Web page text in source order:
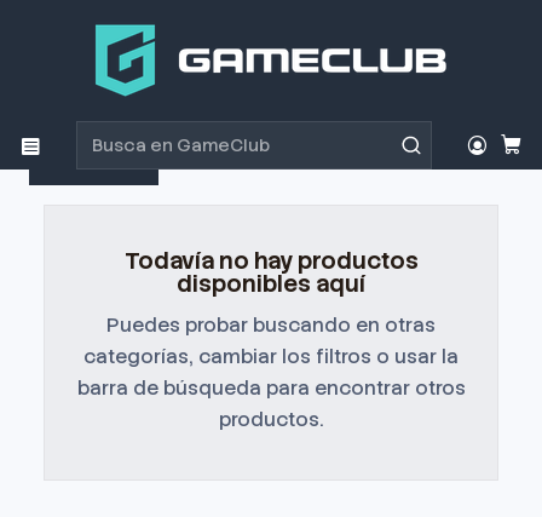
Productos
Mortal Kombat 1
Filtros
Todavía no hay productos
disponibles aquí
Puedes probar buscando en otras
categorías, cambiar los filtros o usar la
barra de búsqueda para encontrar otros
productos.